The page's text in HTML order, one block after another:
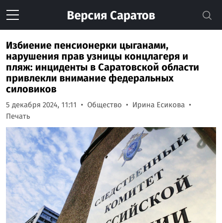
Версия Саратов
Избиение пенсионерки цыганами,
нарушения прав узницы концлагеря и
пляж: инциденты в Саратовской области
привлекли внимание федеральных
силовиков
5 декабря 2024, 11:11 Общество
Ирина Есикова
Печать